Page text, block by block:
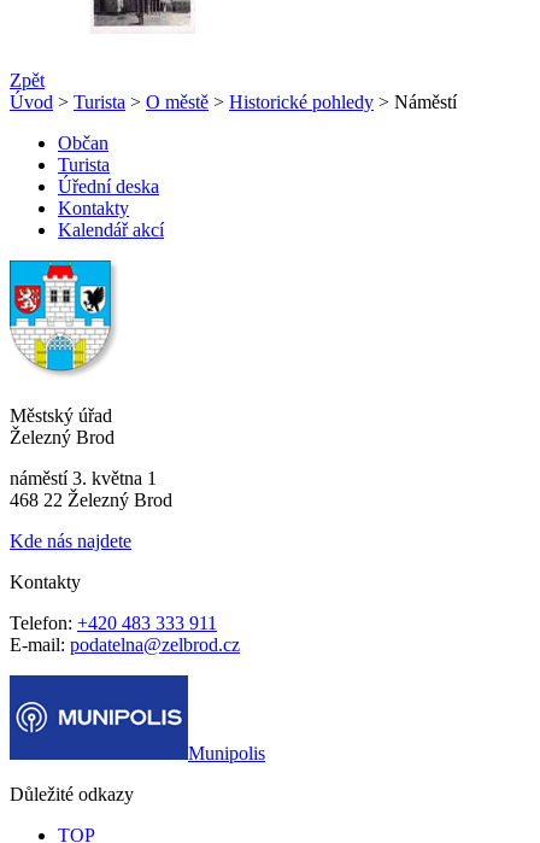
Zpět
Úvod > Turista > O městě > Historické pohledy > Náměstí
Občan
Turista
Úřední deska
Kontakty
Kalendář akcí
Městský úřad
Železný Brod
náměstí 3. května 1
468 22 Železný Brod
Kde nás najdete
Kontakty
Telefon: +420 483 333 911
E-mail: podatelna@zelbrod.cz
Munipolis
Důležité odkazy
TOP